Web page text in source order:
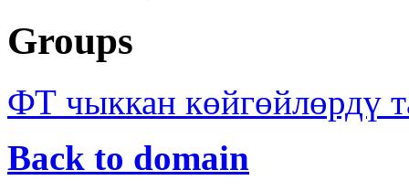
Groups
ФТ чыккан көйгөйлөрдү
Back to domain